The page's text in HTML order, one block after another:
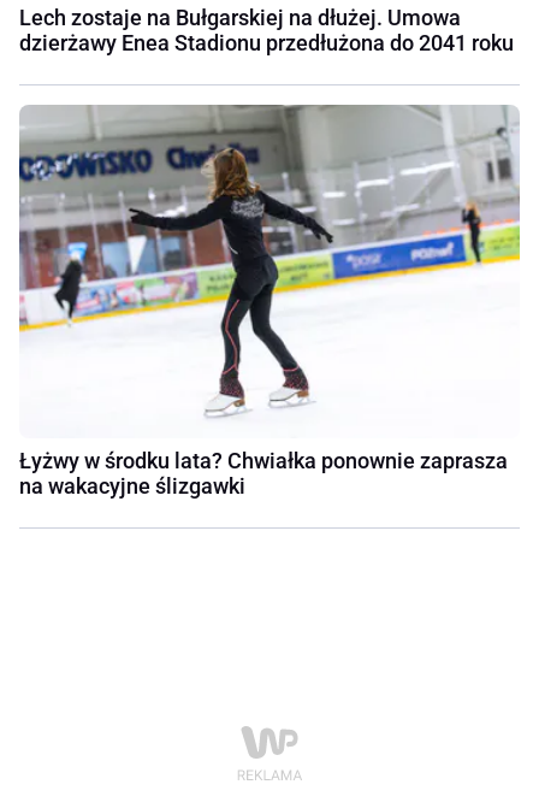
Lech zostaje na Bułgarskiej na dłużej. Umowa
dzierżawy Enea Stadionu przedłużona do 2041 roku
Łyżwy w środku lata? Chwiałka ponownie zaprasza
na wakacyjne ślizgawki